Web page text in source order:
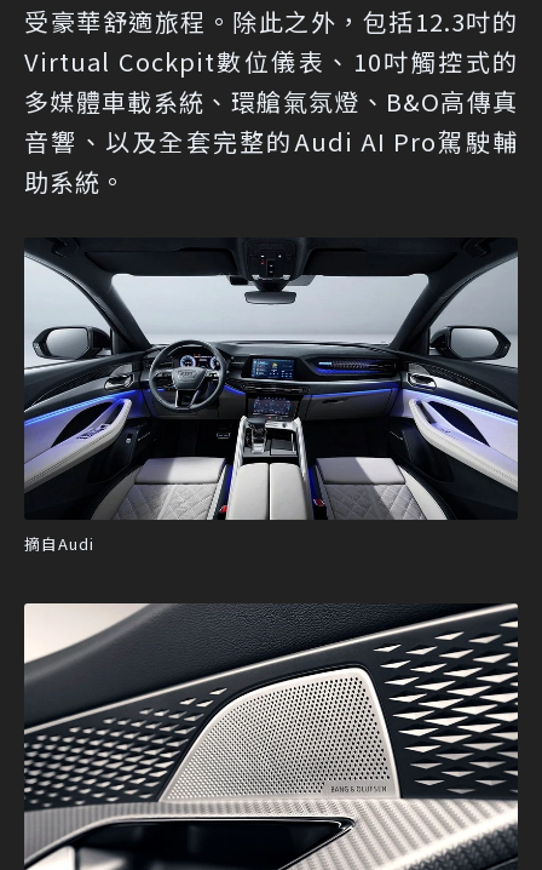
受豪華舒適旅程。除此之外，包括12.3吋的
Virtual Cockpit數位儀表、10吋觸控式的
多媒體車載系統、環艙氣氛燈、B&O高傳真
音響、以及全套完整的Audi AI Pro駕駛輔
助系統。
摘自Audi